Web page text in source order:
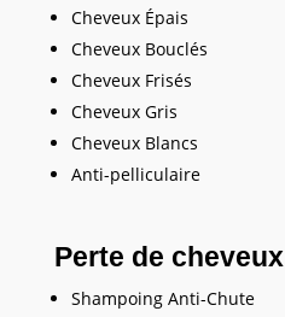
Cheveux Épais
Cheveux Bouclés
Cheveux Frisés
Cheveux Gris
Cheveux Blancs
Anti-pelliculaire
Perte de cheveux
Shampoing Anti-Chute